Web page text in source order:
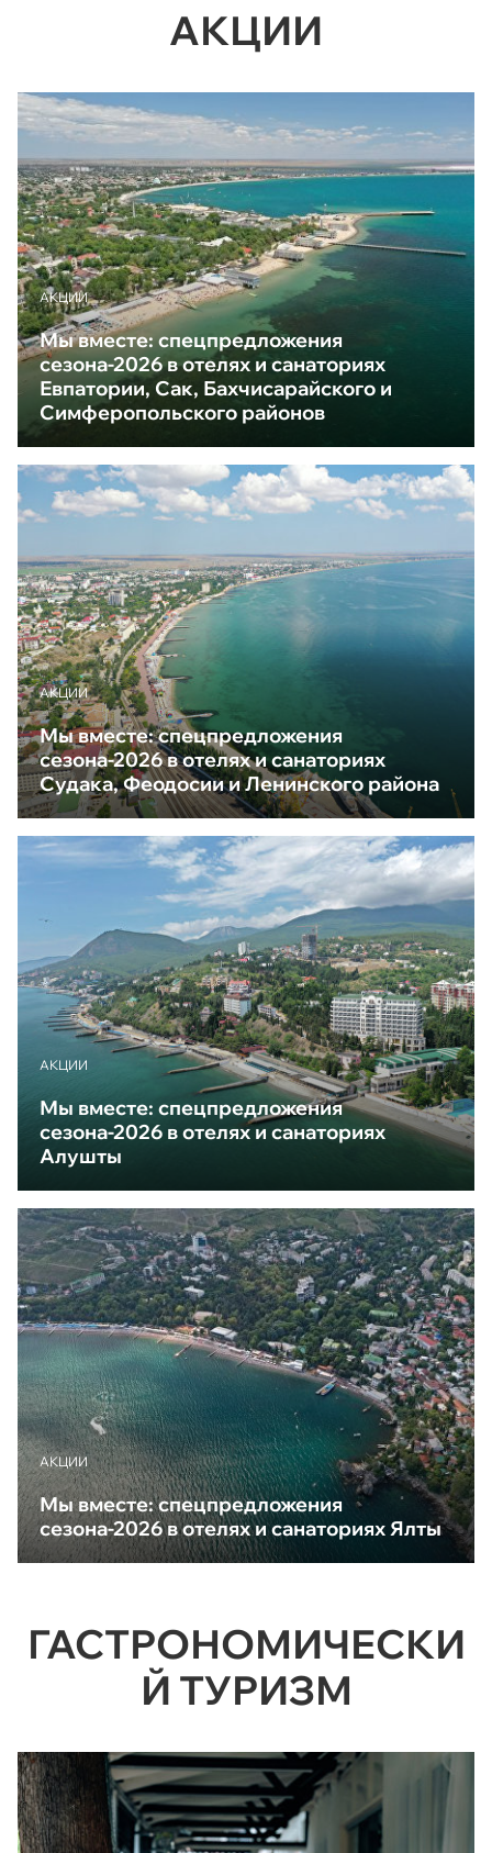
АКЦИИ
АКЦИИ
Мы вместе: спецпредложения
сезона-2026 в отелях и санаториях
Евпатории, Сак, Бахчисарайского и
Симферопольского районов
АКЦИИ
Мы вместе: спецпредложения
сезона-2026 в отелях и санаториях
Судака, Феодосии и Ленинского района
АКЦИИ
Мы вместе: спецпредложения
сезона-2026 в отелях и санаториях
Алушты
АКЦИИ
Мы вместе: спецпредложения
сезона-2026 в отелях и санаториях Ялты
ГАСТРОНОМИЧЕСКИ
Й ТУРИЗМ